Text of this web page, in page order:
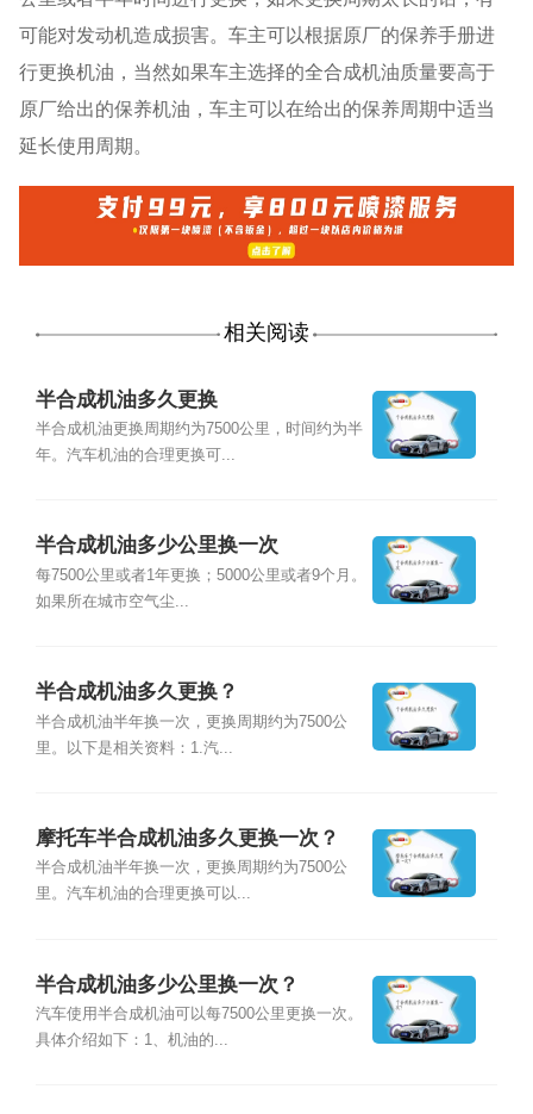
可能对发动机造成损害。车主可以根据原厂的保养手册进
行更换机油，当然如果车主选择的全合成机油质量要高于
原厂给出的保养机油，车主可以在给出的保养周期中适当
延长使用周期。
相关阅读
半合成机油多久更换
半合成机油更换周期约为7500公里，时间约为半
年。汽车机油的合理更换可...
半合成机油多少公里换一次
每7500公里或者1年更换；5000公里或者9个月。
如果所在城市空气尘...
半合成机油多久更换？
半合成机油半年换一次，更换周期约为7500公
里。以下是相关资料：1.汽...
摩托车半合成机油多久更换一次？
半合成机油半年换一次，更换周期约为7500公
里。汽车机油的合理更换可以...
半合成机油多少公里换一次？
汽车使用半合成机油可以每7500公里更换一次。
具体介绍如下：1、机油的...